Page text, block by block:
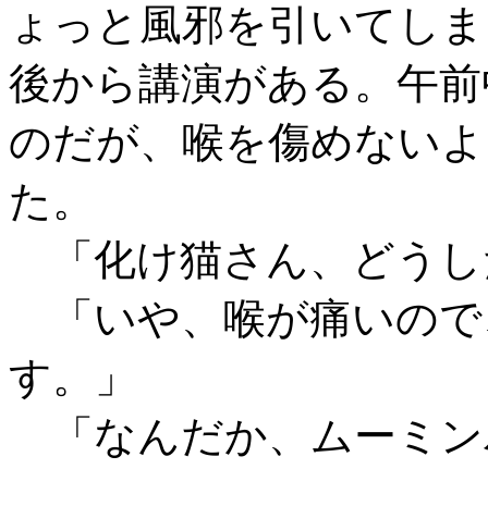
ょっと風邪を引いてし
後から講演がある。午
のだが、喉を傷めない
た。
「化け猫さん、どう
「いや、喉が痛いの
す。」
「なんだか、ムーミ